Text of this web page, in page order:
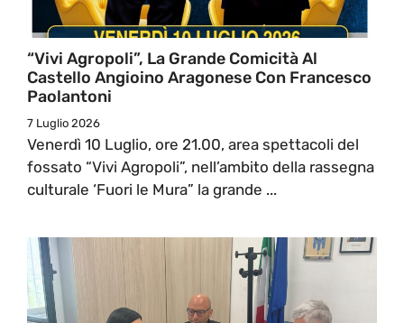
“Vivi Agropoli”, La Grande Comicità Al
Castello Angioino Aragonese Con Francesco
Paolantoni
7 Luglio 2026
Venerdì 10 Luglio, ore 21.00, area spettacoli del
fossato “Vivi Agropoli”, nell’ambito della rassegna
culturale ‘Fuori le Mura” la grande ...